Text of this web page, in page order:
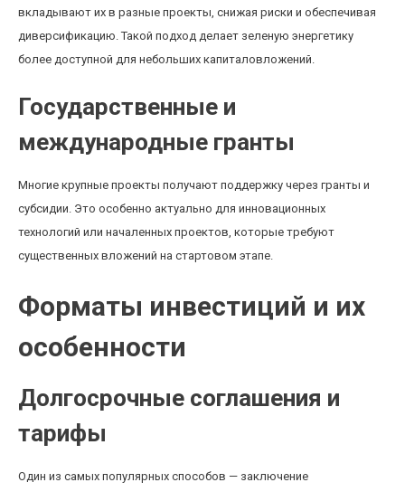
вкладывают их в разные проекты, снижая риски и обеспечивая
диверсификацию. Такой подход делает зеленую энергетику
более доступной для небольших капиталовложений.
Государственные и
международные гранты
Многие крупные проекты получают поддержку через гранты и
субсидии. Это особенно актуально для инновационных
технологий или началенных проектов, которые требуют
существенных вложений на стартовом этапе.
Форматы инвестиций и их
особенности
Долгосрочные соглашения и
тарифы
Один из самых популярных способов — заключение